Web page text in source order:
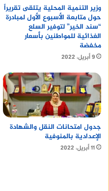
وزير التنمية المحلية يتلقى تقريراً
حول متابعة الأسبوع الأول لمبادرة
“سند الخير” لتوفير السلع
الغذائية للمواطنين بأسعار
مخفضة
9 أبريل، 2022
جدول امتحانات النقل والشهادة
الإعدادية بالمنوفية
11 أبريل، 2022